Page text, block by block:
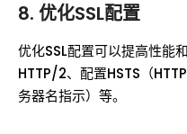
8. 优化SSL配置
优化SSL配置可以提高性能
HTTP/2、配置HSTS（
务器名指示）等。